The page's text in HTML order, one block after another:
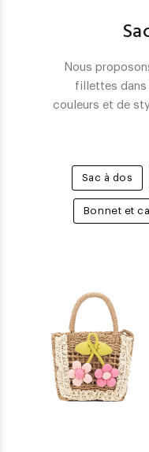
Nous
fillettes dans
couleurs et de
Sac à dos
Bonnet et